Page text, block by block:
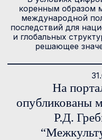
коренным образом
международной
последствий для
и глобальных
решающее
На
опубликованы
Р.Д.